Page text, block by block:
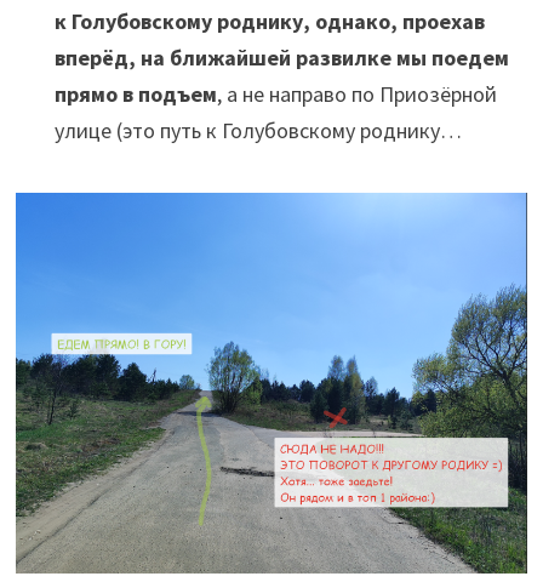
к Голубовскому роднику, однако, проехав
вперёд, на ближайшей развилке мы поедем
прямо в подъем, а не направо по Приозёрной
улице (это путь к Голубовскому роднику…